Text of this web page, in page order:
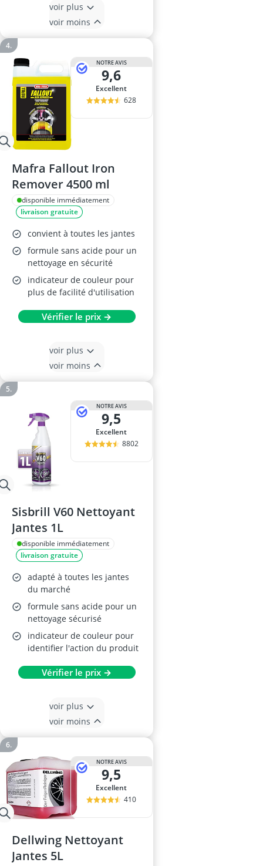
voir plus
voir moins
NOTRE AVIS
9,6
Excellent
628
Mafra Fallout Iron
Remover 4500 ml
disponible immédiatement
livraison gratuite
convient à toutes les jantes
formule sans acide pour un
nettoyage en sécurité
indicateur de couleur pour
plus de facilité d'utilisation
Vérifier le prix →
voir plus
voir moins
NOTRE AVIS
9,5
Excellent
8802
Sisbrill V60 Nettoyant
Jantes 1L
disponible immédiatement
livraison gratuite
adapté à toutes les jantes
du marché
formule sans acide pour un
nettoyage sécurisé
indicateur de couleur pour
identifier l'action du produit
Vérifier le prix →
voir plus
voir moins
NOTRE AVIS
9,5
Excellent
410
Dellwing Nettoyant
Jantes 5L